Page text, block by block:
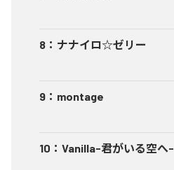
8 ： ナナイロ☆ゼリー
9 ： montage
10 ： Vanilla-君がいる空へ-